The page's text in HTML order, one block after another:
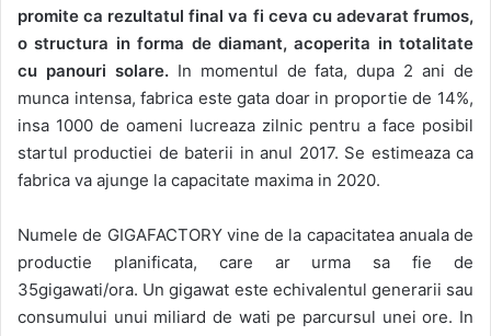
promite ca rezultatul final va fi ceva cu adevarat frumos,
o structura in forma de diamant, acoperita in totalitate
cu panouri solare.In momentul de fata, dupa 2 ani de
munca intensa, fabrica este gata doar in proportie de 14%,
insa 1000 de oameni lucreaza zilnic pentru a face posibil
startul productiei de baterii in anul 2017. Se estimeaza ca
fabrica va ajunge la capacitate maxima in 2020.
Numele de GIGAFACTORY vine de la capacitatea anuala de
productie planificata, care ar urma sa fie de
35gigawati/ora. Un gigawat este echivalentul generarii sau
consumului unui miliard de wati pe parcursul unei ore. In